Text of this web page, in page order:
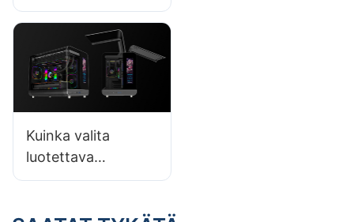
koteloissa, joiden
kanssa kannattaa
tehdä yhteistyötä
Kuinka valita
luotettava
tietokonekoteloide